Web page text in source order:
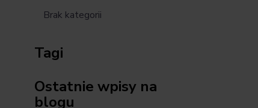
Brak kategorii
Tagi
Ostatnie wpisy na
blogu